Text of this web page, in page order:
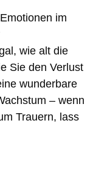
im
wie alt die
Sie den Verlust
wunderbare
– wenn
Trauern, lass